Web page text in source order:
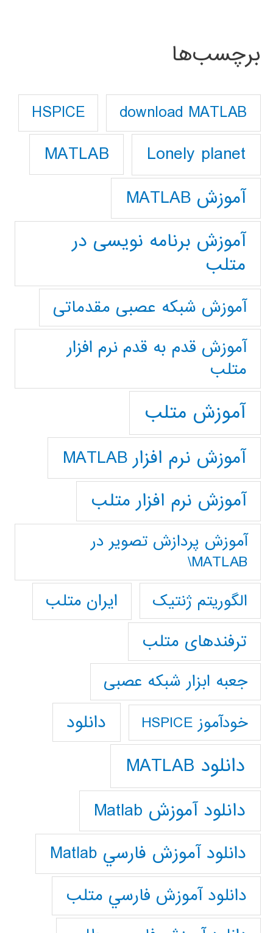
برچسب‌ها
download MATLAB
HSPICE
Lonely planet
MATLAB
آموزش MATLAB
آموزش برنامه نویسی در
متلب
آموزش شبکه عصبی مقدماتی
آموزش قدم به قدم نرم افزار
متلب
آموزش متلب
آموزش نرم افزار MATLAB
آموزش نرم افزار متلب
آموزش پردازش تصوير در
MATLAB\
الگوریتم ژنتیک
ایران متلب
ترفندهای متلب
جعبه ابزار شبکه عصبی
خودآموز HSPICE دانلود
دانلود MATLAB
دانلود آموزش Matlab
دانلود آموزش فارسي Matlab
دانلود آموزش فارسي متلب